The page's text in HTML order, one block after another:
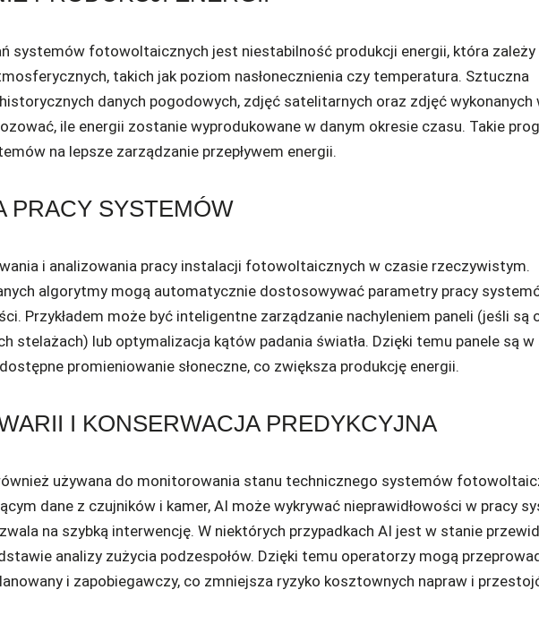
systemów fotowoltaicznych jest niestabilność produkcji energii, która zależy
takich jak poziom nasłonecznienia czy temperatura. Sztuczna
danych pogodowych, zdjęć satelitarnych oraz zdjęć wykonanych
ile energii zostanie wyprodukowane w danym okresie czasu. Takie
na lepsze zarządzanie przepływem energii.
PRACY SYSTEMÓW
i analizowania pracy instalacji fotowoltaicznych w czasie rzeczywistym.
algorytmy mogą automatycznie dostosowywać parametry pracy
Przykładem może być inteligentne zarządzanie nachyleniem paneli (jeśli są
stelażach) lub optymalizacja kątów padania światła. Dzięki temu panele są
promieniowanie słoneczne, co zwiększa produkcję energii.
I KONSERWACJA PREDYKCYJNA
używana do monitorowania stanu technicznego systemów
dane z czujników i kamer, AI może wykrywać nieprawidłowości w pracy
na szybką interwencję. W niektórych przypadkach AI jest w stanie
analizy zużycia podzespołów. Dzięki temu operatorzy mogą
i zapobiegawczy, co zmniejsza ryzyko kosztownych napraw i